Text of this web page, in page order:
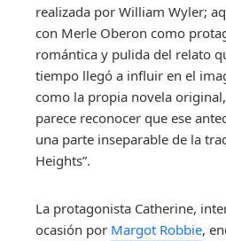
realizada por William Wyler;
con Merle Oberon como
romántica y pulida del relato
tiempo llegó a influir en el
como la propia novela
parece reconocer que ese
una parte inseparable de la
Heights”.
La protagonista Catherine,
ocasión por Margot Robbie,